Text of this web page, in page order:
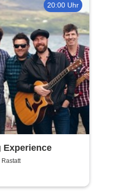
20:00 Uhr
Experience
Rastatt